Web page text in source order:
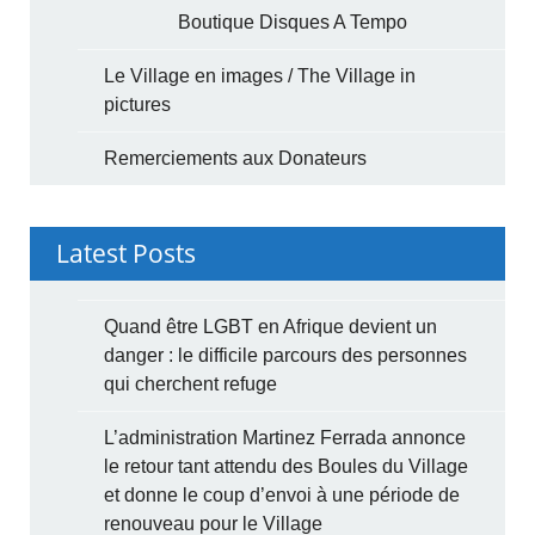
Boutique Disques A Tempo
Le Village en images / The Village in
pictures
Remerciements aux Donateurs
Latest Posts
Quand être LGBT en Afrique devient un
danger : le difficile parcours des personnes
qui cherchent refuge
L’administration Martinez Ferrada annonce
le retour tant attendu des Boules du Village
et donne le coup d’envoi à une période de
renouveau pour le Village